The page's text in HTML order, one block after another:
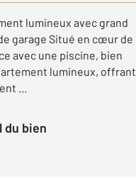
lumineux avec grand
garage Situé en cœur de
avec une piscine, bien
lumineux, offrant
...
du bien